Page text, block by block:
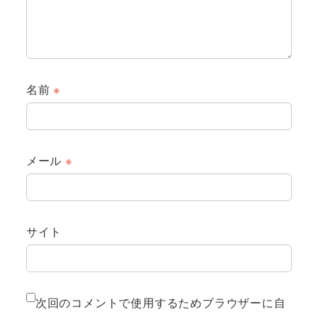
名前※
メール ※
サイト
次回のコメントで使用するためブラウザーに自